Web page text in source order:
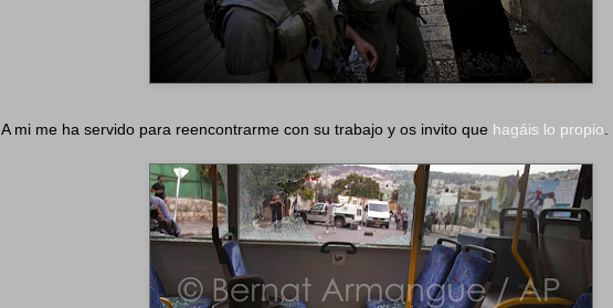
A mi me ha servido para reencontrarme con su trabajo y os invito que hagáis lo propio